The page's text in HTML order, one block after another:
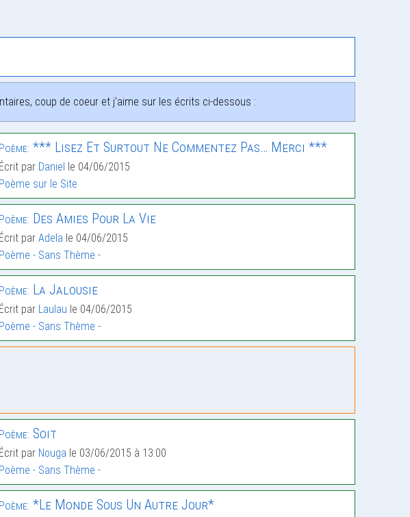
coup de coeur et j'aime sur les écrits ci-dessous :
Poème: *** Lisez Et Surtout Ne Commentez Pas… Merci ***
Écrit par Daniel
le 04/06/2015
Poème sur le Site
Poème: Des Amies Pour La Vie
Écrit par Adela le 04/06/2015
Poème - Sans Thème -
Poème: La Jalousie
Écrit par Laulau le 04/06/2015
Poème - Sans Thème -
Poème: Soit
Écrit par Nouga le 03/06/2015 à 13:00
Poème - Sans Thème -
Poème: *Le Monde Sous Un Autre Jour*